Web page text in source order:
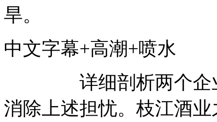
旱。
中文字幕+高潮+喷
详细剖析两个企业
消除上述担忧。枝江酒